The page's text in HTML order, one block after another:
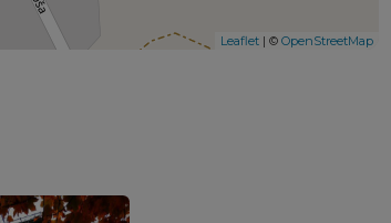
Leaflet| © OpenStreetMap